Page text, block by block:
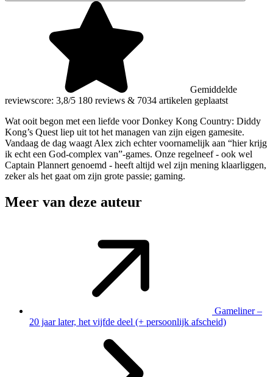
Gemiddelde
reviewscore: 3,8/5 180 reviews & 7034 artikelen geplaatst
Wat ooit begon met een liefde voor Donkey Kong Country: Diddy
Kong’s Quest liep uit tot het managen van zijn eigen gamesite.
Vandaag de dag waagt Alex zich echter voornamelijk aan “hier krijg
ik echt een God-complex van”-games. Onze regelneef - ook wel
Captain Plannert genoemd - heeft altijd wel zijn mening klaarliggen,
zeker als het gaat om zijn grote passie; gaming.
Meer van deze auteur
Gameliner –
20 jaar later, het vijfde deel (+ persoonlijk afscheid)